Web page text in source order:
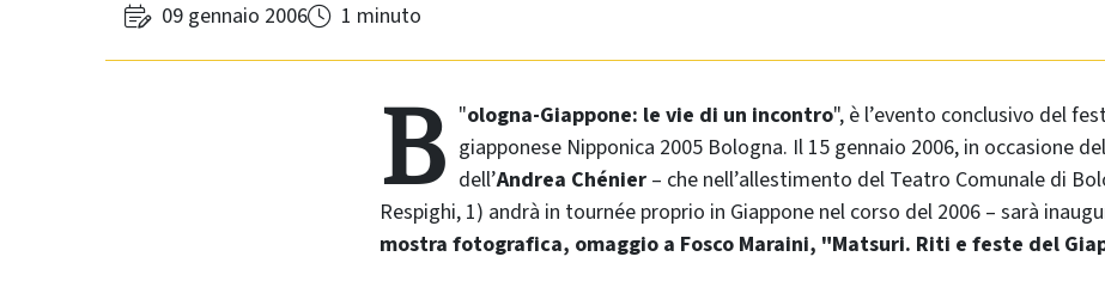
09 gennaio 2006 1 minuto
"
B ologna-Giappone: le vie di un incontro", è l’evento conclusivo del
giapponese Nipponica 2005 Bologna. Il 15 gennaio 2006, in occasione
dell’Andrea Chénier – che nell’allestimento del Teatro Comunale di
Respighi, 1) andrà in tournée proprio in Giappone nel corso del 2006 – sarà
mostra fotografica, omaggio a Fosco Maraini, "Matsuri. Riti e feste del